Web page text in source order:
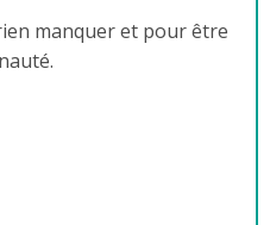
manquer et pour être